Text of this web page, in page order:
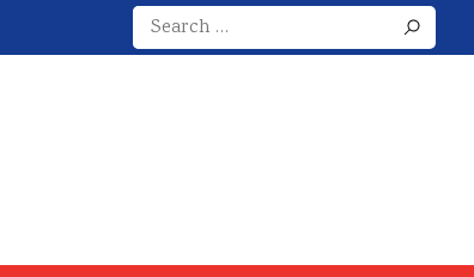
Search
for: